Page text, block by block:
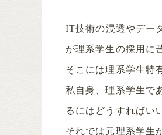
IT技術の浸透やデー
が理系学生の採用に
そこには理系学生特
私自身、理系学生で
るにはどうすればい
それでは元理系学生